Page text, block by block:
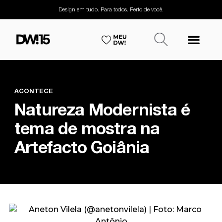
Design em tudo. Para todos. Perto de você.
ACONTECE
Natureza Modernista é
tema de mostra na
Artefacto Goiânia
Maurem Françoise | Foto: Marco Antônio